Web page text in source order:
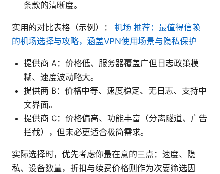
条款的清晰度。
实用的对比表格（示例）： 机场 推荐：最值得信赖
的机场选择与攻略，涵盖VPN使用场景与隐私保护
提供商 A：价格低、服务器覆盖广但日志政策模
糊、速度波动略大。
提供商 B：价格中等、速度稳定、无日志、支持中
文界面。
提供商 C：价格偏高、功能丰富（分离隧道、广告
拦截），但未必更适合极简需求。
实际选择时，优先考虑你最在意的三点：速度、隐
私、设备数量，折扣与续费价格则作为次要筛选因